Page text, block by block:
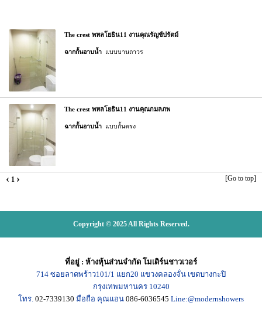
The crest พหลโยธิน11 งานคุณรัญช์ปรัตม์
ฉากกั้นอาบน้ำ แบบบานถาวร
The crest พหลโยธิน11 งานคุณกมลภพ
ฉากกั้นอาบน้ำ แบบกั้นตรง
‹ 1 › [Go to top]
Copyright © 2025 All Rights Reserved.
ที่อยู่ : ห้างหุ้นส่วนจำกัด โมเดิร์นชาวเวอร์
714 ซอยลาดพร้าว101/1 แยก20 แขวงคลองจั่น เขตบางกะปิ
กรุงเทพมหานคร 10240
โทร. 02-7339130 มือถือ คุณแอน 086-6036545 Line:@modernshowers